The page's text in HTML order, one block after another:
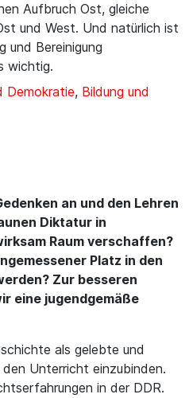
Aufbruch Ost, gleiche
und West. Und natürlich ist
und Bereinigung
wichtig.
Demokratie, Bildung und
an und den Lehren
Diktatur in
Raum verschaffen?
Platz in den
Zur besseren
eine jugendgemäße
als gelebte und
Unterricht einzubinden.
in der DDR.